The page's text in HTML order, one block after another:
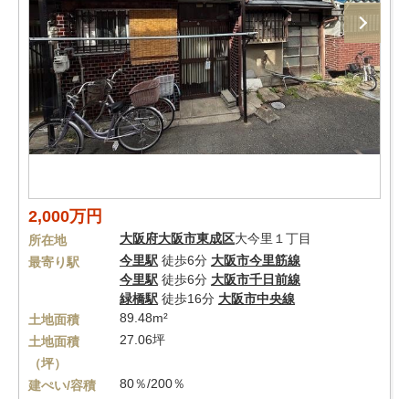
2,000万円
所在地 大阪府大阪市東成区大今里１丁目
最寄り駅
今里駅 徒歩6分 大阪市今里筋線
今里駅 徒歩6分 大阪市千日前線
緑橋駅 徒歩16分 大阪市中央線
土地面積
89.48m²
土地面積
（坪）
27.06坪
建ぺい/容積
80％/200％